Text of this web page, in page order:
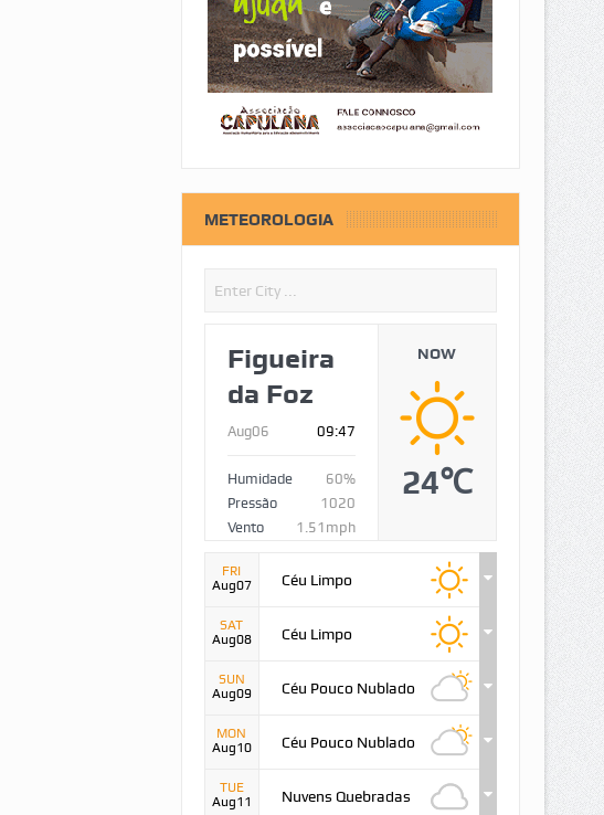
METEOROLOGIA
Figueira
da Foz
Aug06 09:47
Humidade
60%
Pressão
1020
Vento
1.51mph
NOW
24℃
FRI
Aug07
Céu Limpo
SAT
Aug08
Céu Limpo
SUN
Aug09
Céu Pouco Nublado
MON
Aug10
Céu Pouco Nublado
TUE
Aug11
Nuvens Quebradas